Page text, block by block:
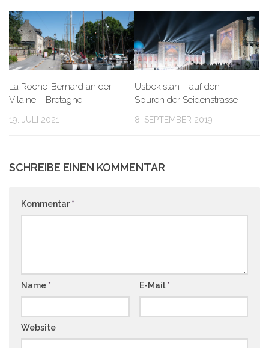
La Roche-Bernard an der
Vilaine – Bretagne
19. JULI 2021
Usbekistan – auf den
Spuren der Seidenstrasse
8. SEPTEMBER 2019
SCHREIBE EINEN KOMMENTAR
Kommentar*
Name * E-Mail *
Website